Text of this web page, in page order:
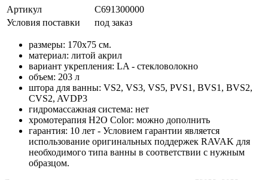
Артикул
C691300000
Условия поставки
под заказ
размеры: 170x75 cм.
материал: литой акрил
вариант укрепления: LA - стекловолокно
объем: 203 л
штора для ванны: VS2, VS3, VS5, PVS1, BVS1, BVS2,
CVS2, AVDP3
гидромассажная система: нет
хромотерапия H2O Color: можно дополнить
гарантия: 10 лет - Условием гарантии является
использование оригинальных поддержек RAVAK для
необходимого типа ванны в соответствии с нужным
образцом.